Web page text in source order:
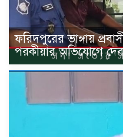
ফরিদপুরের ভাঙ্গায়
পরকীয়ার অভিযোগে